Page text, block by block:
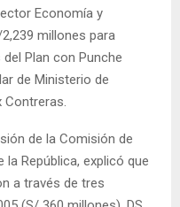
Economía y
millones para
Plan con Punche
de Ministerio de
Contreras.
de la Comisión de
la República, explicó que
a través de tres